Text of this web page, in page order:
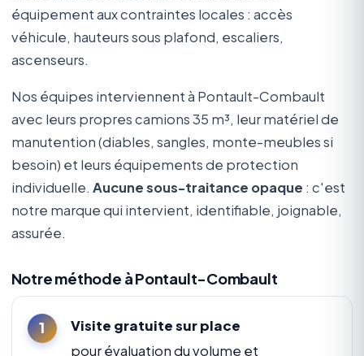
équipement aux contraintes locales : accès
véhicule, hauteurs sous plafond, escaliers,
ascenseurs.
Nos équipes interviennent à Pontault-Combault
avec leurs propres camions 35 m³, leur matériel de
manutention (diables, sangles, monte-meubles si
besoin) et leurs équipements de protection
individuelle. Aucune sous-traitance opaque : c'est
notre marque qui intervient, identifiable, joignable,
assurée.
Notre méthode à Pontault-Combault
Visite gratuite sur place
pour évaluation du volume et